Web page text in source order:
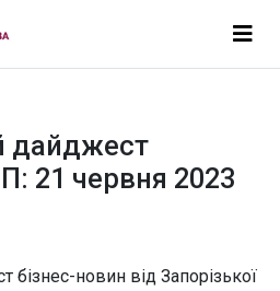
дайджест
21 червня 2023
бізнес-новин від Запорізької